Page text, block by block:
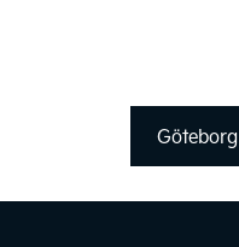
Göteborg